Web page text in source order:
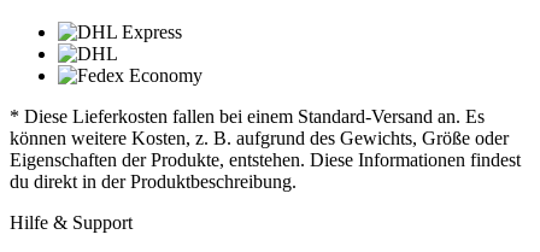
* Diese Lieferkosten fallen bei einem Standard-Versand an. Es
können weitere Kosten, z. B. aufgrund des Gewichts, Größe oder
Eigenschaften der Produkte, entstehen. Diese Informationen findest
du direkt in der Produktbeschreibung.
Hilfe & Support